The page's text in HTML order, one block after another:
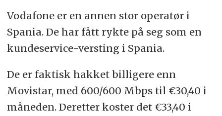
Vodafone er en annen stor operatør i
Spania. De har fått rykte på seg som en
kundeservice-versting i Spania.
De er faktisk hakket billigere enn
Movistar, med 600/600 Mbps til €30,40 i
måneden. Deretter koster det €33,40 i